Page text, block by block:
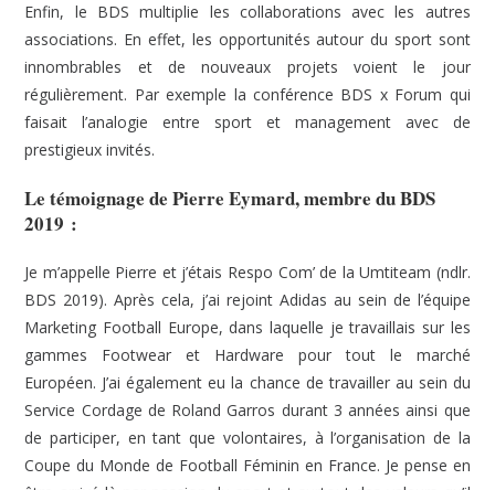
Enfin, le BDS multiplie les collaborations avec les autres
associations. En effet, les opportunités autour du sport sont
innombrables et de nouveaux projets voient le jour
régulièrement. Par exemple la conférence BDS x Forum qui
faisait l’analogie entre sport et management avec de
prestigieux invités.
Le témoignage de Pierre Eymard, membre du BDS
2019 :
Je m’appelle Pierre et j’étais Respo Com’ de la Umtiteam (ndlr.
BDS 2019). Après cela, j’ai rejoint Adidas au sein de l’équipe
Marketing Football Europe, dans laquelle je travaillais sur les
gammes Footwear et Hardware pour tout le marché
Européen. J’ai également eu la chance de travailler au sein du
Service Cordage de Roland Garros durant 3 années ainsi que
de participer, en tant que volontaires, à l’organisation de la
Coupe du Monde de Football Féminin en France. Je pense en